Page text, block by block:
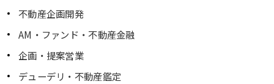
不動産企画開発
AM・ファンド・不動産金融
企画・提案営業
デューデリ・不動産鑑定